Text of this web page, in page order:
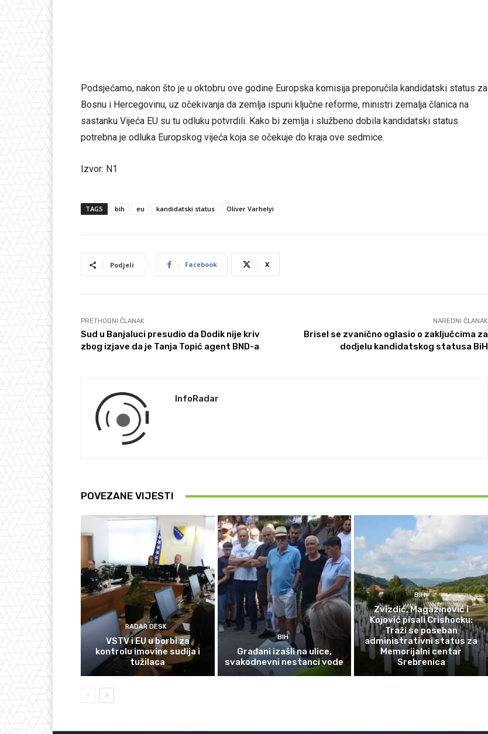
Podsjećamo, nakon što je u oktobru ove godine Europska komisija preporučila kandidatski status za
Bosnu i Hercegovinu, uz očekivanja da zemlja ispuni ključne reforme, ministri zemalja članica na
sastanku Vijeća EU su tu odluku potvrdili. Kako bi zemlja i službeno dobila kandidatski status
potrebna je odluka Europskog vijeća koja se očekuje do kraja ove sedmice.
Izvor: N1
TAGS bih eu kandidatski status Oliver Varhelyi
Podjeli Facebook X
PRETHODNI ČLANAK
Sud u Banjaluci presudio da Dodik nije kriv
zbog izjave da je Tanja Topić agent BND-a
NAREDNI ČLANAK
Brisel se zvanično oglasio o zaključcima za
dodjelu kandidatskog statusa BiH
InfoRadar
POVEZANE VIJESTI
RADAR DESK
VSTV i EU u borbi za
kontrolu imovine sudija i
tužilaca
BIH
Građani izašli na ulice,
svakodnevni nestanci vode
BIH
Zvizdić, Magazinović i
Kojović pisali Crishocku:
Traži se poseban
administrativni status za
Memorijalni centar
Srebrenica